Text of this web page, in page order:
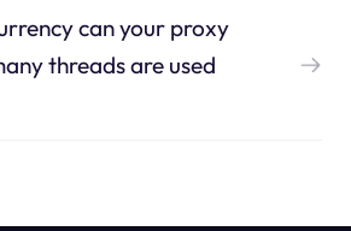
can your proxy
threads are used